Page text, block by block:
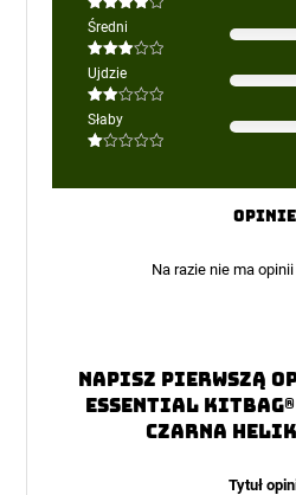
Oceniono
Średni
Oceniono
na 5
Ujdzie
Oceniono
5
Słaby
na
Opinie
Na razie nie ma
Napisz pierwszą
ESSENTIAL
Czarna
Tytuł